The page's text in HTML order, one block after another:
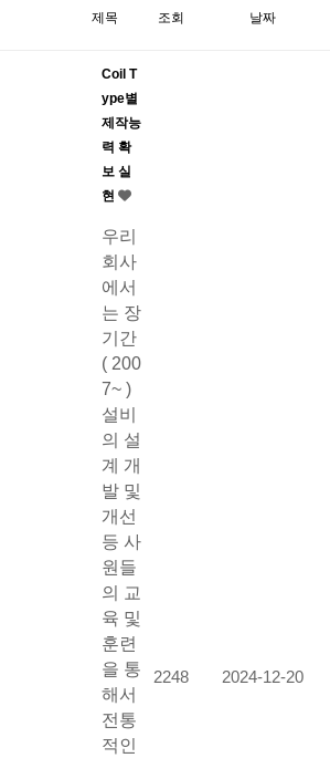
제목 조회 날짜
Coil T
ype별
제작능
력 확
보 실
현
우리
회사
에서
는 장
기간
( 200
7~ )
설비
의 설
계 개
발 및
개선
등 사
원들
의 교
육 및
훈련
을 통
해서
전통
적인
2248 2024-12-20